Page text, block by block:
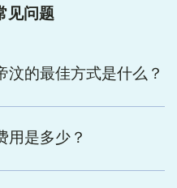
见问题
汶的最佳方式是什么？
用是多少？